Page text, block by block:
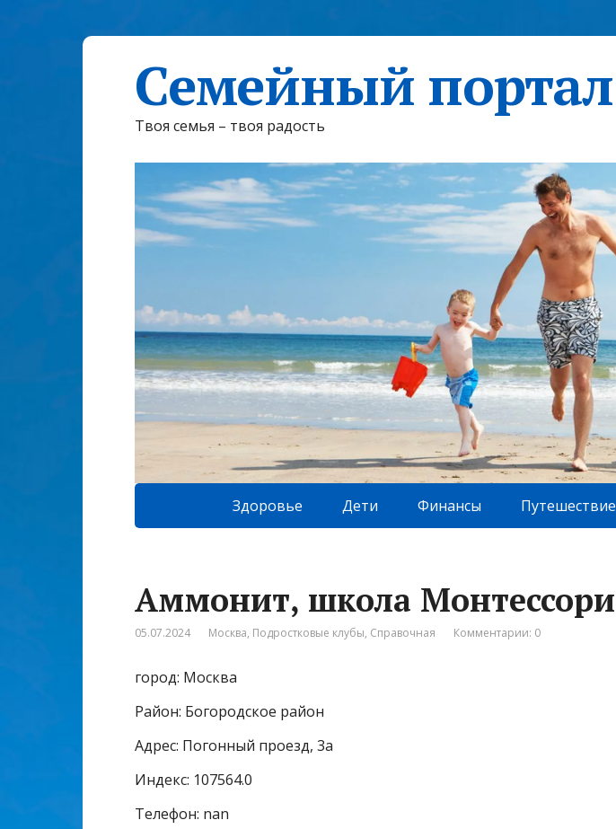
Семейный портал
Твоя семья – твоя радость
Здоровье Дети Финансы Путешествие
Аммонит, школа Монтессори
05.07.2024 Москва, Подростковые клубы, Справочная Комментарии: 0
город: Москва
Район: Богородское район
Адрес: Погонный проезд, 3а
Индекс: 107564.0
Телефон: nan